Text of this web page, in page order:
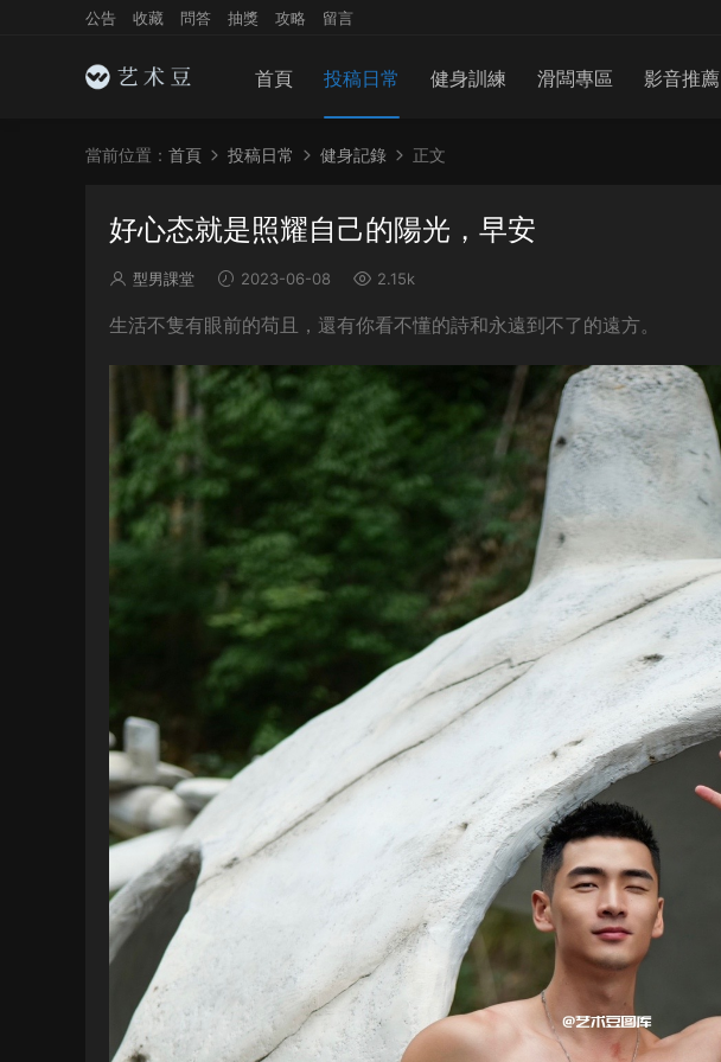
首頁 投稿日常 健身訓練 滑闆專區 影音推薦
公告 收藏 問答 抽獎 攻略 留言
當前位置： 首頁 投稿日常 健身記錄 正文
好心态就是照耀自己的陽光，早安
型男課堂 2023-06-08 2.15k
生活不隻有眼前的苟且，還有你看不懂的詩和永遠到不了的遠方。